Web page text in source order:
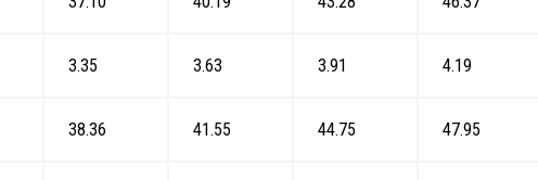
3.35 3.63 3.91 4.19
38.36 41.55 44.75 47.95